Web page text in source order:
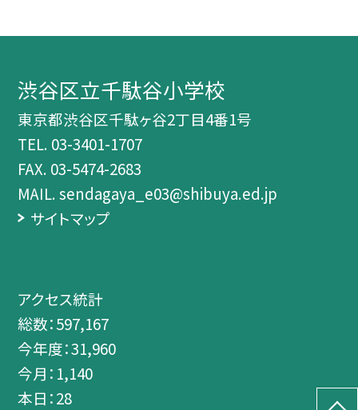
渋谷区立千駄谷小学校
東京都渋谷区千駄ヶ谷2丁目4番1号
TEL. 03-3401-1707
FAX. 03-5474-2683
MAIL. sendagaya_e03@shibuya.ed.jp
サイトマップ
アクセス統計
総数：597,167
今年度：31,960
今月： 1,140
本日：28